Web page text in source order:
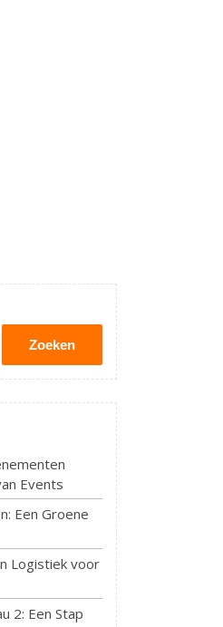
Zoeken
Events
Een Groene
Logistiek voor
2: Een Stap